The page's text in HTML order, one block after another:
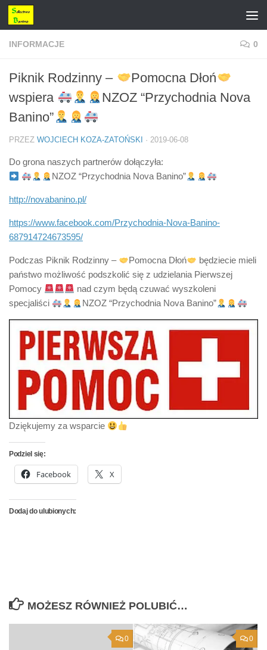
Przejdź do treści
INFORMACJE 0
Piknik Rodzinny –
Pomocna Dłoń
wspiera
NZOZ “Przychodnia Nova
Banino”
PRZEZ WOJCIECH KOZA-ZATOŃSKI · 2019-06-08
Do grona naszych partnerów dołączyła:
NZOZ “Przychodnia Nova Banino”
http://novabanino.pl/
https://www.facebook.com/Przychodnia-Nova-Banino-
687914724673595/
Podczas Piknik Rodzinny – Pomocna Dłoń
będziecie mieli
państwo możliwość podszkolić się z udzielania Pierwszej
Pomocy
nad czym będą czuwać wyszkoleni
specjaliści
NZOZ “Przychodnia Nova Banino”
Dziękujemy za wsparcie
Podziel się:
Facebook X
Dodaj do ulubionych:
MOŻESZ RÓWNIEŻ POLUBIĆ…
0 0